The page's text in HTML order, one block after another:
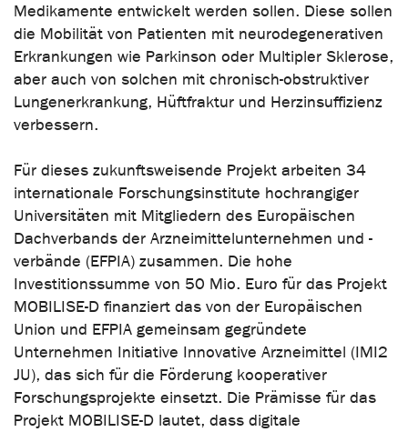
Medikamente entwickelt werden sollen. Diese sollen
die Mobilität von Patienten mit neurodegenerativen
Erkrankungen wie Parkinson oder Multipler Sklerose,
aber auch von solchen mit chronisch-obstruktiver
Lungenerkrankung, Hüftfraktur und Herzinsuffizienz
verbessern.
Für dieses zukunftsweisende Projekt arbeiten 34
internationale Forschungsinstitute hochrangiger
Universitäten mit Mitgliedern des Europäischen
Dachverbands der Arzneimittelunternehmen und -
verbände (EFPIA) zusammen. Die hohe
Investitionssumme von 50 Mio. Euro für das Projekt
MOBILISE-D finanziert das von der Europäischen
Union und EFPIA gemeinsam gegründete
Unternehmen Initiative Innovative Arzneimittel (IMI2
JU), das sich für die Förderung kooperativer
Forschungsprojekte einsetzt. Die Prämisse für das
Projekt MOBILISE-D lautet, dass digitale